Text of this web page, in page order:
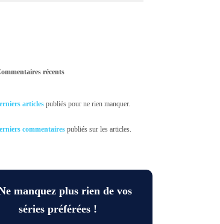
récents
articles publiés pour ne rien manquer.
commentaires publiés sur les articles.
manquez plus rien de vos
séries préférées !